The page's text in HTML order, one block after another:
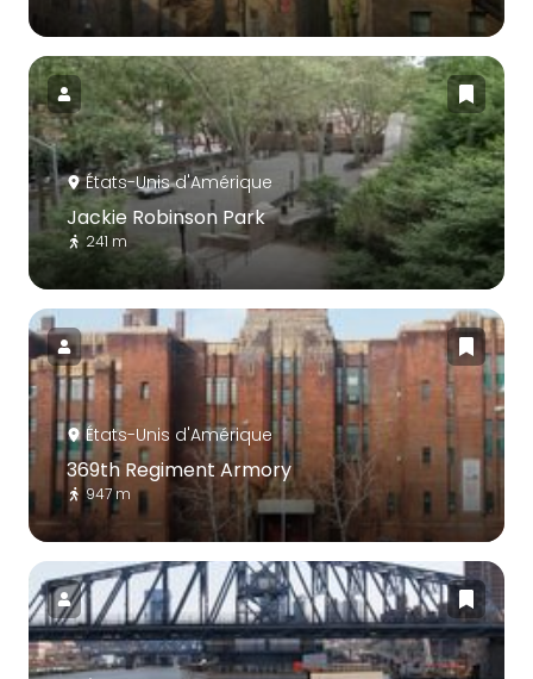
États-Unis d'Amérique
Jackie Robinson Park
241 m
États-Unis d'Amérique
369th Regiment Armory
947 m